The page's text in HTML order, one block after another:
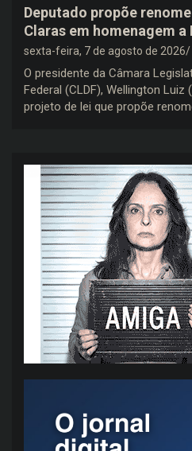
Deputado propõe
Claras em homenagem
sexta-feira, 7 de agosto de 2026
O presidente da Câmara
Federal (CLDF), Wellington
projeto de lei que propõe